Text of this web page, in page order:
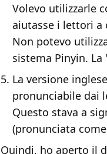
Volevo utilizzarle
aiutasse i lettori a
Non potevo
sistema Pinyin.
La versione
pronunciabile dai
Questo stava a
(pronunciata
Quindi, ho aperto il